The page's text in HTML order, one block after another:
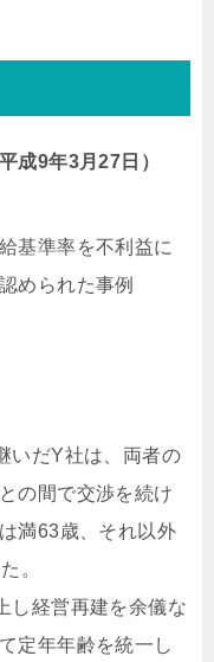
成9年3月27日）
基準率を不利益に
められた事例
いだY社は、両者の
の間で交渉を続け
満63歳、それ以外
。
し経営再建を余儀な
定年年齢を統一し